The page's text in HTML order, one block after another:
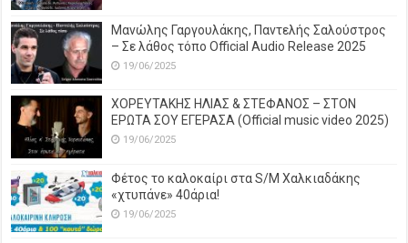
Μανώλης Γαργουλάκης, Παντελής Σαλούστρος
– Σε λάθος τόπο Official Audio Release 2025
19/06/2025
ΧΟΡΕΥΤΑΚΗΣ ΗΛΙΑΣ & ΣΤΕΦΑΝΟΣ – ΣΤΟΝ
ΕΡΩΤΑ ΣΟΥ ΕΓΕΡΑΣΑ (Official music video 2025)
19/06/2025
Φέτος το καλοκαίρι στα S/M Χαλκιαδάκης
«χτυπάνε» 40άρια!
19/06/2025